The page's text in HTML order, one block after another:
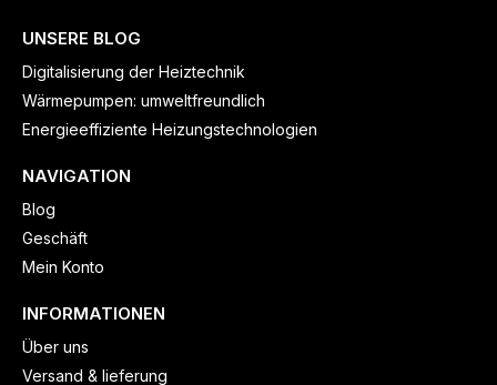
UNSERE BLOG
Digitalisierung der Heiztechnik
Wärmepumpen: umweltfreundlich
Energieeffiziente Heizungstechnologien
NAVIGATION
Blog
Geschäft
Mein Konto
INFORMATIONEN
Über uns
Versand & lieferung